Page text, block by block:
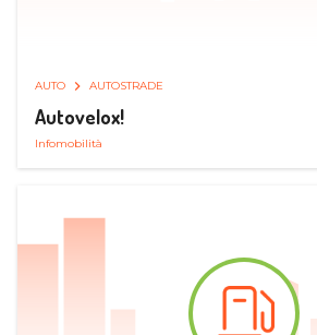
AUTO AUTOSTRADE
Autovelox!
Infomobilità